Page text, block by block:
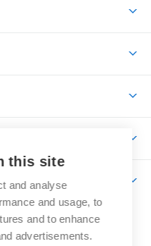
Vysoké
učení
this site
and analyse
and usage, to
and to enhance
advertisements.